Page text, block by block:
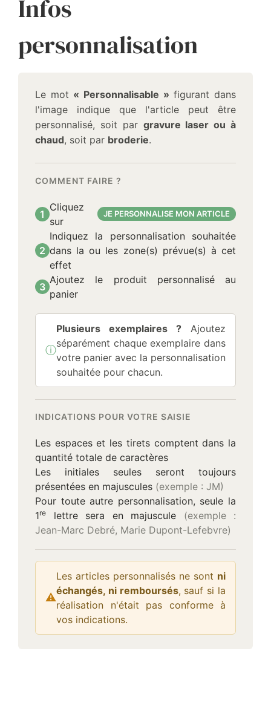
Infos
personnalisation
Le mot « Personnalisable » figurant dans
l'image indique que l'article peut être
personnalisé, soit par gravure laser ou à
chaud, soit par broderie.
COMMENT FAIRE ?
1
Cliquez
sur
JE PERSONNALISE MON ARTICLE
2
Indiquez la personnalisation souhaitée
dans la ou les zone(s) prévue(s) à cet
effet
3
Ajoutez le produit personnalisé au
panier
ⓘ
Information :
Plusieurs exemplaires ? Ajoutez
séparément chaque exemplaire dans
votre panier avec la personnalisation
souhaitée pour chacun.
INDICATIONS POUR VOTRE SAISIE
Les espaces et les tirets comptent dans la
quantité totale de caractères
Les initiales seules seront toujours
présentées en majuscules (exemple : JM)
Pour toute autre personnalisation, seule la
1re lettre sera en majuscule (exemple :
Jean-Marc Debré, Marie Dupont-Lefebvre)
⚠
Attention :
Les articles personnalisés ne sont ni
échangés, ni remboursés, sauf si la
réalisation n'était pas conforme à
vos indications.